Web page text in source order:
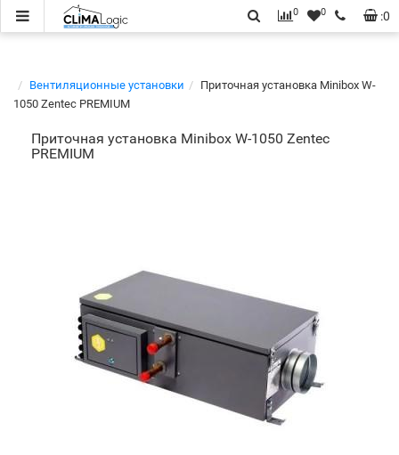
:0
0 0
Вентиляционные установки
Приточная установка Minibox W-
1050 Zentec PREMIUM
Приточная установка Minibox W-1050 Zentec
PREMIUM